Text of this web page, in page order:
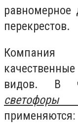
равномерное
перекрестов.
Компания
видов. В
применяются: